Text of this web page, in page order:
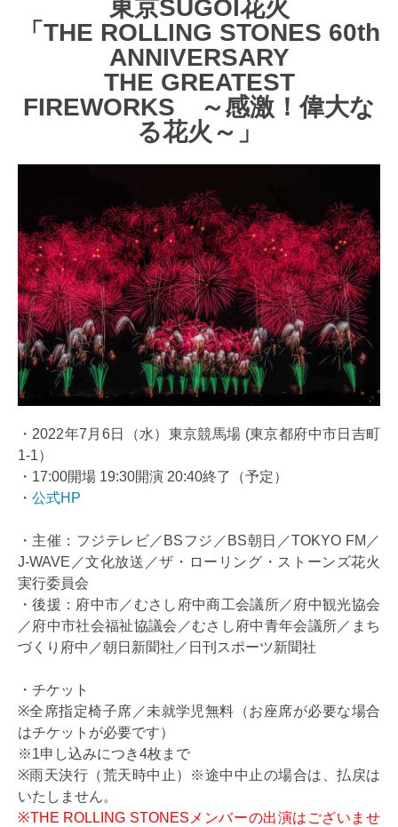
東京SUGOI花火
「THE ROLLING STONES 60th
ANNIVERSARY
THE GREATEST
FIREWORKS ～感激！偉大な
る花火～」
・2022年7月6日（水）東京競馬場 (東京都府中市日吉町
1-1）
・17:00開場 19:30開演 20:40終了（予定）
・ 公式HP
・主催：フジテレビ／BSフジ／BS朝日／TOKYO FM／
J-WAVE／文化放送／ザ・ローリング・ストーンズ花火
実行委員会
・後援：府中市／むさし府中商工会議所／府中観光協会
／府中市社会福祉協議会／むさし府中青年会議所／まち
づくり府中／朝日新聞社／日刊スポーツ新聞社
・チケット
※全席指定椅子席／未就学児無料（お座席が必要な場合
はチケットが必要です）
※1申し込みにつき4枚まで
※雨天決行（荒天時中止）※途中中止の場合は、払戻は
いたしません。
※THE ROLLING STONESメンバーの出演はございませ